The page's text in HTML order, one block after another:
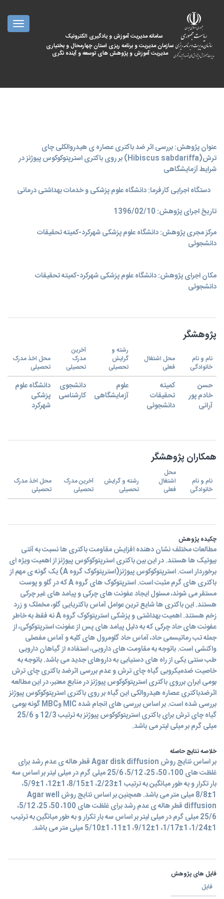
سامانه مدیریت آموزش و یادگیری الکترونیک
سازمان مدیریت و برنامه ریزی استان چهارمحال و بختیاری
مدیریت آموزش و پژوهش های توسعه و آینده نگری
عنوان پژوهش: بررسی اثر ضد باکتری عصاره ی هیدروالکلی چای
ترش(Hibiscus sabdariffa) بر روی باکتری استرپتوکوکوس پیوژنز در
شرایط آزمایشگاهی
دستگاه اجرایی کارفرما: دانشگاه علوم پزشکی و خدمات بهداشتی درمانی
تاریخ اجرای پژوهش: 1396/02/10
مرکز مجری پژوهش: دانشگاه علوم پزشکی شهرکرد-کمیته تحقیقات
دانشجوئی
مکان اجرای پژوهش: دانشگاه علوم پزشکی شهرکرد-کمیته تحقیقات
دانشجوئی
پژوهشگر
نام و نام
خانوادگی
محل اشتغال
فعلی
رشته و
گرایش
تحصیلی
آخرین
مدرک
تحصیلی
محل اخذ مدرک
تحصیلی
حسن
خادم پور
آرانی
کمیته
تحقیقات
دانشجوئی
علوم
آزمایشگاهی
دانشجوی
کارشناسی
دانشگاه علوم
پزشکی
شهرکرد
همکاران پژوهشگر
نام و نام
خانوادگی
محل
اشتغال
فعلی
رشته و گرایش
تحصیلی
آخرین مدرک
تحصیلی
محل اخذ مدرک
تحصیلی
چکیده پژوهش
مطالعات مختلف نشان دهنده افزایش مقاومت باکتری ها نسبت به آنتی
بیوتیک ها هستند. در این بین باکتری استرپتوکوکوس پیوژنز از اهمیت ویژه ای
برخوردار است. استرپتوکوکوس پیوژنز(استرپتوکوک گروه A) یک گونه ی مهم از
باکتری های گرم مثبت است. استرپتوکوک های گروه A که در گلو و پوست
مستقر می شوند، مسئول ایجاد عفونت های چرکی و پیامد های غیر چرکی
هستند. این باکتری ها شایع ترین عوامل آماس باکتریایی گلو، مخملک و زرد
زخم هستند. اهمیت بهداشتی و پزشکی استرپتوکوک گروه A نه فقط به خاطر
عفونت های حاد چرکی که به دلیل پیامد های پس از عفونت استرپتوکوکی، از
جمله تب رماتیسمی حاد، آماس حاد گلومرول های کلیه و آماس مفصلی
واکنشی است. باتوجه به مقاومت های دارویی، استفاده از گیاهان دارویی
طب سنتی یکی از راه های دستیابی به داروهای جدید می باشد. باتوجه به
خاصیت ضدمیکروبی گیاه چای ترش و عدم بررسی اثرضد باکتری چای ترش
بومی ایران برروی باکتری استرپتوکوکوس پیوژنز در منابع معتبر، در این مطالعه
اثرضدباکتری عصاره هیدروالکی این گیاه بر روی باکتری استرپتوکوکوس پیوژنز
بررسی شده است. بر اساس بررسی های انجام شده MIC وMBC گونه بومی
گیاه چای ترش برای باکتری استرپتوکوکوس پیوژنز به ترتیب 12/3 و 25/6
میلی گرم بر میلی لیتر می باشد.
خلاصه نتایج حاصله
بر اساس نتایج روش Agar disk diffusion قطر هاله ی عدم رشد برای
غلظت های 100، 50، 25، 5/12، 25/6 میلی گرم در میلی لیتر بر اساس سه
بار تکرار و به طور میانگین به ترتیب 1±2/23، 1±8/15، 1±12، 1±5/9،
1±8/8 میلی متر می باشد. همچنین بر اساس نتایج روش Agar well
diffusion قطر هاله ی عدم رشد برای غلظت های 100، 50، 25، 5/12،
25/6 میلی گرم در میلی لیتر بر اساس سه بار تکرار و به طور میانگین به ترتیب
1±1/24، 1±1/17، 1±9/12، 1±11، 1±5/10 میلی متر می باشد.
فایل های پژوهش
فایل